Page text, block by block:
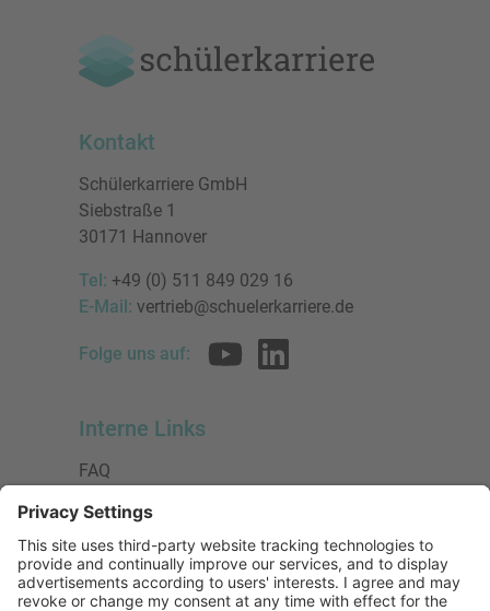
Kontakt
Schülerkarriere GmbH
Siebstraße 1
30171 Hannover
Tel: +49 (0) 511 849 029 16
E-Mail: vertrieb@schuelerkarriere.de
Folge uns auf:
Interne Links
FAQ
Datenschutzerklärung
Impressum
Presse
Urheberrecht